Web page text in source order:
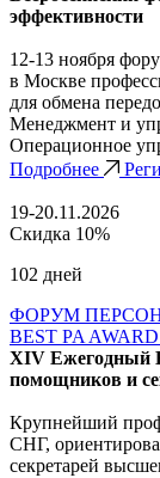
эффективности
12-13 ноября
в Москве
для обмена
Менеджмент и
Операционное
Подробнее
19-20.11.2026
Скидка 10%
102 дней
ФОРУМ
BEST PA
XIV Ежегодный
помощников и
Крупнейший
СНГ,
секретарей